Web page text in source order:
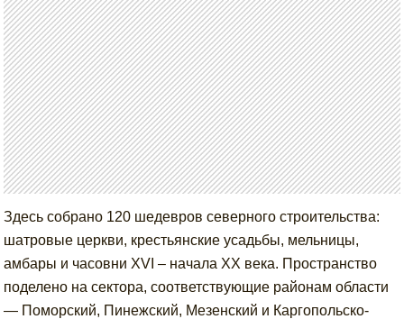
Здесь собрано 120 шедевров северного строительства:
шатровые церкви, крестьянские усадьбы, мельницы,
амбары и часовни XVI – начала XX века. Пространство
поделено на сектора, соответствующие районам области
— Поморский, Пинежский, Мезенский и Каргопольско-